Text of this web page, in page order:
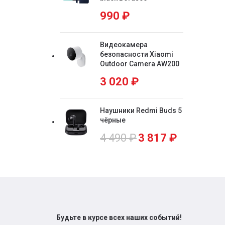
990 ₽
Видеокамера
безопасности Xiaomi
Outdoor Camera AW200
3 020 ₽
Наушники Redmi Buds 5
чёрные
4 490₽3 817 ₽
Будьте в курсе всех наших событий!